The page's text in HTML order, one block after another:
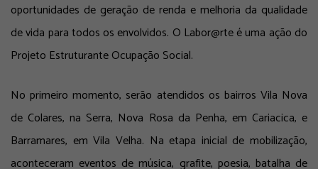
oportunidades de geração de renda e melhoria da qualidade
de vida para todos os envolvidos. O Labor@rte é uma ação do
Projeto Estruturante Ocupação Social.
No primeiro momento, serão atendidos os bairros Vila Nova
de Colares, na Serra, Nova Rosa da Penha, em Cariacica, e
Barramares, em Vila Velha. Na etapa inicial de mobilização,
aconteceram eventos de música, grafite, poesia, batalha de